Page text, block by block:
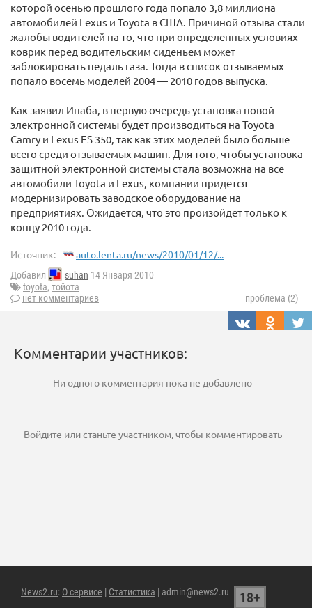
которой осенью прошлого года попало 3,8 миллиона
автомобилей Lexus и Toyota в США. Причиной отзыва стали
жалобы водителей на то, что при определенных условиях
коврик перед водительским сиденьем может
заблокировать педаль газа. Тогда в список отзываемых
попало восемь моделей 2004 — 2010 годов выпуска.
Как заявил Инаба, в первую очередь установка новой
электронной системы будет производиться на Toyota
Camry и Lexus ES 350, так как этих моделей было больше
всего среди отзываемых машин. Для того, чтобы установка
защитной электронной системы стала возможна на все
автомобили Toyota и Lexus, компании придется
модернизировать заводское оборудование на
предприятиях. Ожидается, что это произойдет только к
концу 2010 года.
Источник: auto.lenta.ru/news/2010/01/12/...
Добавил suhan 14 Января 2010
toyota, тойота
нет комментариев
проблема (2)
Комментарии участников:
Ни одного комментария пока не добавлено
Войдите илистаньте участником, чтобы комментировать
News2.ru: О сервисе | Статистика | admin@news2.ru 18+